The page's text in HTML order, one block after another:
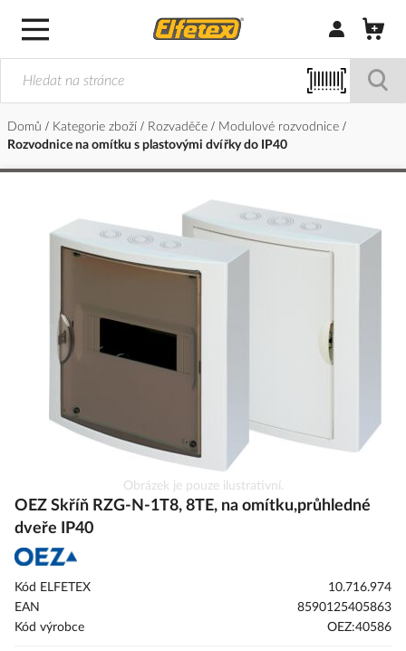
Přihlásit/
Domů Kategorie zboží Rozvaděče
Modulové rozvodnice
Rozvodnice na omítku s plastovými dvířky do IP40
na
začátek
s
Obrázek je pouze ilustrativní.
OEZ Skříň RZG-N-1T8, 8TE, na omítku,průhledné
dveře IP40
Kód ELFETEX
10.716.974
EAN
8590125405863
Kód výrobce
OEZ:40586